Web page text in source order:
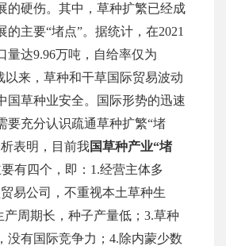
的硬伤。其中，草种扩繁已经成
的主要“堵点”。据统计，在2021
量达9.96万吨，自给率仅为
以来，草种和干草国际贸易波动
国草种业安全。国际形势的迅速
要充分认识疏通草种扩繁“堵
表明，目前我国草种产业“堵
有四个，即： 1 .经营主体多
易公司，不重视本土草种生
产周期长，种子产量低； 3.草种
没有国际竞争力； 4.除内蒙少数